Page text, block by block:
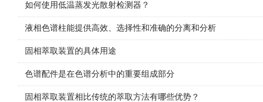
如何使用低温蒸发光散射检测器？
液相色谱柱能提供高效、选择性和准确的分离和分析
固相萃取装置的具体用途
色谱配件是在色谱分析中的重要组成部分
固相萃取装置相比传统的萃取方法有哪些优势？